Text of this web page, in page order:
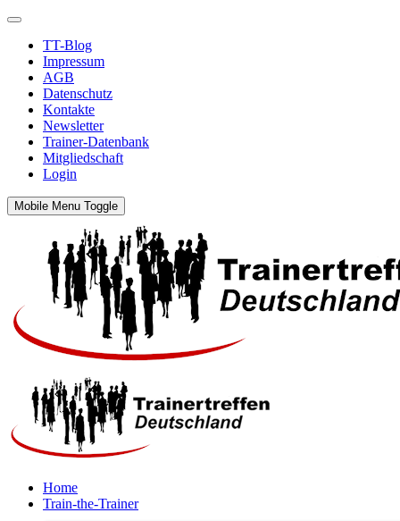
TT-Blog
Impressum
AGB
Datenschutz
Kontakte
Newsletter
Trainer-Datenbank
Mitgliedschaft
Login
Mobile Menu Toggle
Home
Train-the-Trainer